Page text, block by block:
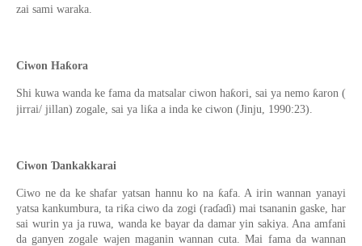
zai sami waraka.
Ciwon Haƙora
Shi kuwa wanda ke fama da matsalar ciwon haƙori, sai ya nemo ƙaron (
jirrai/ jillan) zogale, sai ya liƙa a inda ke ciwon (Jinju, 1990:23).
Ciwon Ɗankakkarai
Ciwo ne da ke shafar yatsan hannu ko na ƙafa. A irin wannan yanayi
yatsa kankumbura, ta riƙa ciwo da zogi (raɗaɗi) mai tsananin gaske, har
sai wurin ya ja ruwa, wanda ke bayar da damar yin sakiya. Ana amfani
da ganyen zogale wajen maganin wannan cuta. Mai fama da wannan